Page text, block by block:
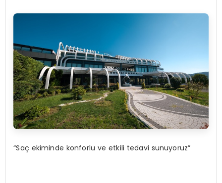
“Saç ekiminde konforlu ve etkili tedavi sunuyoruz”